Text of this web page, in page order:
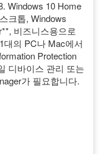
Windows 10 Home
크톱, Windows
비즈니스용으로
대의 PC나 Mac에서
Protection
디바이스 관리 또는
가 필요합니다.